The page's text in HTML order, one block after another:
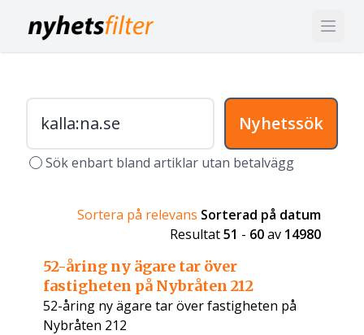
Nyhetssök
Sök enbart bland artiklar utan betalvägg
Sortera på relevans Sorterad på datum
Resultat51 - 60av 14980
52-åring ny ägare tar över
fastigheten på Nybråten 212
52-åring ny ägare tar över fastigheten på
Nybråten 212